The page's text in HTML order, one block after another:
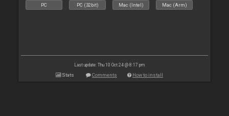
PC PC (32bit) Mac (Intel) Mac (Arm)
Last update: Thu 10 Oct 24 @ 8:17 pm
Stats Comments How to install